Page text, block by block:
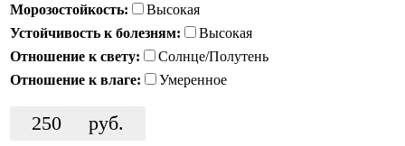
Морозостойкость:
Высокая
Устойчивость к болезням:
Высокая
Отношение к свету:
Солнце/Полутень
Отношение к влаге:
Умеренное
250 руб.